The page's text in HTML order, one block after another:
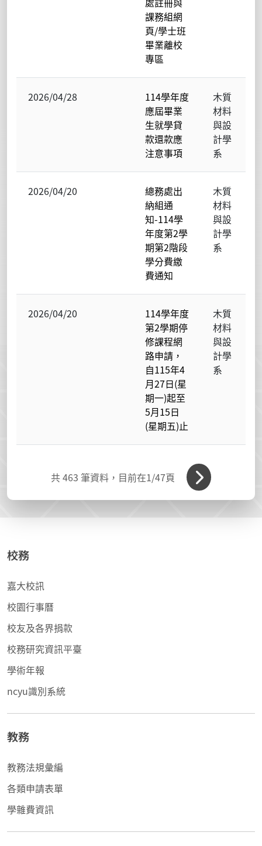
課務組網
頁/學士班
畢業離校
專區
2026/04/28
114學年度
應屆畢業
生就學貸
款還款應
注意事項
木質
材料
與設
計學
系
2026/04/20
總務處出
納組通
知-114學
年度第2學
期第2階段
學分費繳
費通知
木質
材料
與設
計學
系
2026/04/20
114學年度
第2學期停
修課程網
路申請，
自115年4
月27日(星
期一)起至
5月15日
(星期五)止
木質
材料
與設
計學
系
共463 筆資料，目前在1/47頁
校務
嘉大校訊
校園行事曆
校友及各界捐款
校務研究資訊平臺
學術年報
ncyu識別系統
教務
教務法規彙編
各類申請表單
學雜費資訊